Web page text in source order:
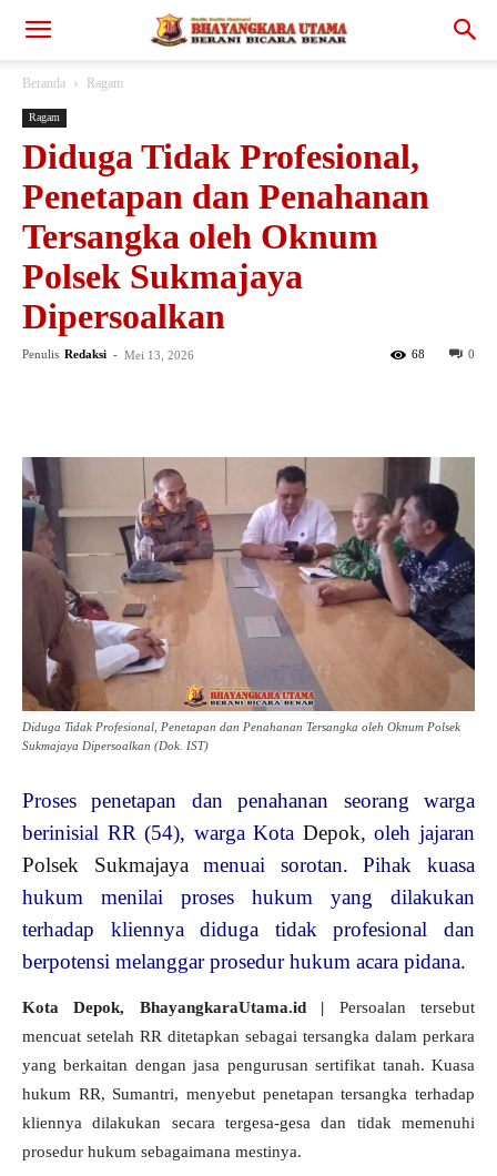
Beranda Ragam
Ragam
Diduga Tidak Profesional,
Penetapan dan Penahanan
Tersangka oleh Oknum
Polsek Sukmajaya
Dipersoalkan
Penulis Redaksi - Mei 13, 2026 0
68
Diduga Tidak Profesional, Penetapan dan Penahanan Tersangka oleh Oknum Polsek
Sukmajaya Dipersoalkan (Dok. IST)
Proses penetapan dan penahanan seorang warga
berinisial RR (54), warga Kota Depok, oleh jajaran
Polsek Sukmajayamenuai sorotan. Pihak kuasa
hukum menilai proses hukum yang dilakukan
terhadap kliennya diduga tidak profesional dan
berpotensi melanggar prosedur hukum acara pidana.
Kota Depok, BhayangkaraUtama.id | Persoalan tersebut
mencuat setelah RR ditetapkan sebagai tersangka dalam perkara
yang berkaitan dengan jasa pengurusan sertifikat tanah. Kuasa
hukum RR, Sumantri, menyebut penetapan tersangka terhadap
kliennya dilakukan secara tergesa-gesa dan tidak memenuhi
prosedur hukum sebagaimana mestinya.